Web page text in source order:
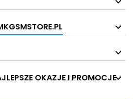
OKAZJE I PROMOCJE